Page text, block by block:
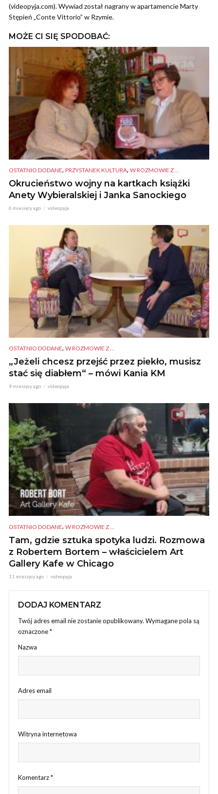
(videopyja.com). Wywiad został nagrany w apartamencie Marty
Stępień „Conte Vittorio” w Rzymie.
MOŻE CI SIĘ SPODOBAĆ:
OSTATNIO DODANE, PRZYSTANEK KULTURA, W ROZMOWIE Z ...
Okrucieństwo wojny na kartkach książki
Anety Wybieralskiej i Janka Sanockiego
6 miesięcy ago videopyja
OSTATNIO DODANE, W ROZMOWIE Z ...
„Jeżeli chcesz przejść przez piekło, musisz
stać się diabłem“ – mówi Kania KM
9 miesięcy ago videopyja
OSTATNIO DODANE, W ROZMOWIE Z ...
Tam, gdzie sztuka spotyka ludzi. Rozmowa
z Robertem Bortem – właścicielem Art
Gallery Kafe w Chicago
11 miesięcy ago videopyja
DODAJ KOMENTARZ
Twój adres email nie zostanie opublikowany. Wymagane pola są
oznaczone*
Nazwa
Adres email
Witryna internetowa
Komentarz*